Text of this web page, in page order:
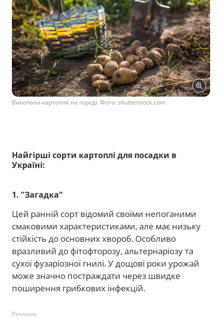
Викопана картопля на городі. Фото: shutterstock.com
Найгірші сорти картоплі для посадки в
Україні:
1. "Загадка"
Цей ранній сорт відомий своїми непоганими
смаковими характеристиками, але має низьку
стійкість до основних хвороб. Особливо
вразливий до фітофторозу, альтернаріозу та
сухої фузаріозної гнилі. У дощові роки урожай
може значно постраждати через швидке
поширення грибкових інфекцій.
Реклама